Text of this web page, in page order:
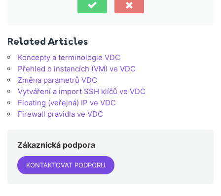
Related Articles
Koncepty a terminologie VDC
Přehled o instancích (VM) ve VDC
Změna parametrů VDC
Vytváření a import SSH klíčů ve VDC
Floating (veřejná) IP ve VDC
Firewall pravidla ve VDC
Zákaznická podpora
KONTAKTOVAT PODPORU